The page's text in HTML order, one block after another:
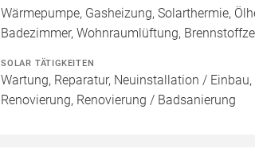
Wärmepumpe, Gasheizung, Solarthermie,
Badezimmer, Wohnraumlüftung,
SOLAR TÄTIGKEITEN
Wartung, Reparatur, Neuinstallation /
Renovierung, Renovierung / Badsanierung